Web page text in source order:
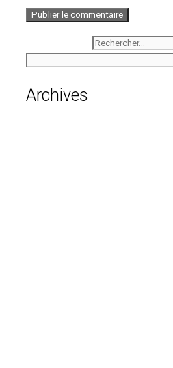
Archives